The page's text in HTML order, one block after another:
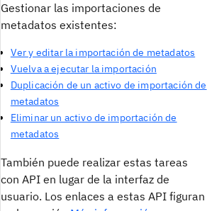
Gestionar las importaciones de
metadatos existentes:
Ver y editar la importación de metadatos
Vuelva a ejecutar la importación
Duplicación de un activo de importación de
metadatos
Eliminar un activo de importación de
metadatos
También puede realizar estas tareas
con API en lugar de la interfaz de
usuario. Los enlaces a estas API figuran